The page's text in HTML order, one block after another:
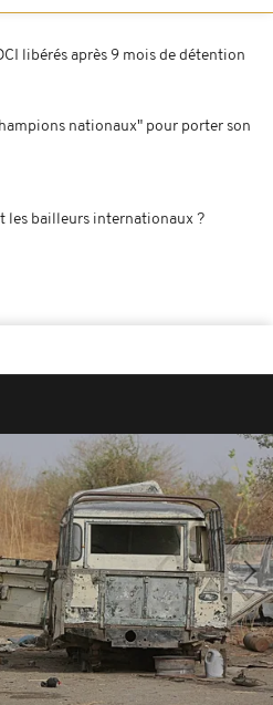
libérés après 9 mois de détention
nationaux" pour porter son
les bailleurs internationaux ?